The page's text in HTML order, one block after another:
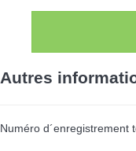
Autres
Numéro d´enregistrement